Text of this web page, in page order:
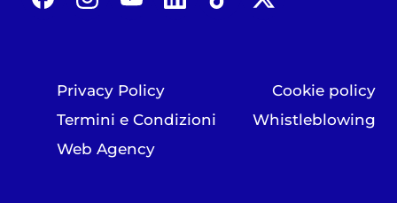
Privacy Policy
Cookie policy
Termini e Condizioni
Whistleblowing
Web Agency